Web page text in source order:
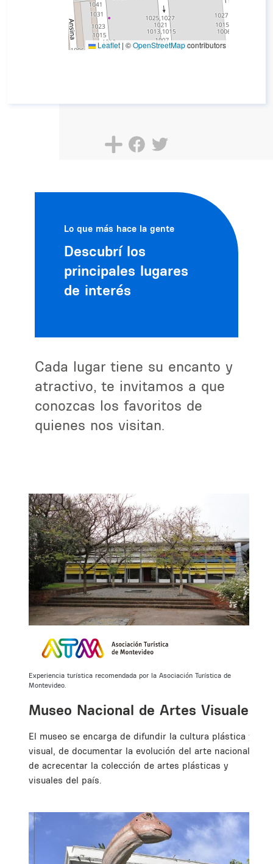
Leaflet | ©OpenStreetMapcontributors
Lo que más hace la gente
Descubrí los
principales lugares
de interés
Cada lugar tiene su encanto y
atractivo, te invitamos a que
conozcas los favoritos de
quienes nos visitan.
Experiencia turística recomendada por la Asociación Turística de
Montevideo.
Museo Nacional de Artes Visuales
El museo se encarga de difundir la cultura plástica y
visual, de documentar la evolución del arte nacional y
de acrecentar la colección de artes plásticas y
visuales del país.